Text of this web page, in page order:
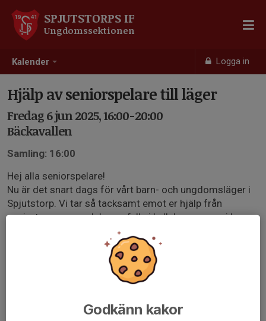
Kalender Logga in
SPJUTSTORPS IF
Ungdomssektionen
Hjälp av seniorspelare till läger
Fredag 6 jun 2025, 16:00-20:00
Bäckavallen
Samling: 16:00
Hej alla seniorspelare!
Nu är det snart dags för vårt barn- och ungdomsläger i
Spjutstorp. Vi tar så tacksamt emot er hjälp från
seniortrupperna och ber er fylla i kallelserna om ni kan
eller ej, så vi kan planera och ni kan få veta i god tid
vilken dag/tid ni blir inbokade på. Klockslagen i
kallelserna är preliminära i skrivande stund, det kommer
Stort tack på förhand för er insats!
Godkänn kakor